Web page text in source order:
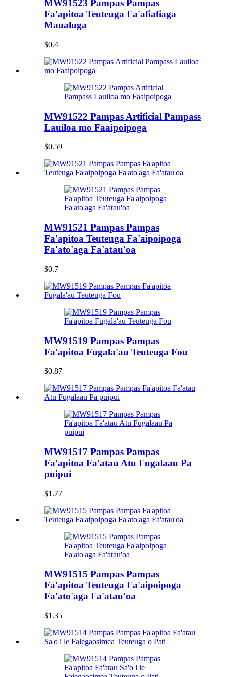
MW91523 Pampas Pampas
Fa'apitoa Teuteuga Fa'afiafiaga
Maualuga
$0.4
MW91522 Pampas Artificial Pampass
Lauiloa mo Faaipoipoga
$0.59
MW91521 Pampas Pampas
Fa'apitoa Teuteuga Fa'aipoipoga
Fa'ato'aga Fa'atau'oa
$0.7
MW91519 Pampas Pampas
Fa'apitoa Fugala'au Teuteuga Fou
$0.87
MW91517 Pampas Pampas
Fa'apitoa Fa'atau Atu Fugalaau Pa
puipui
$1.77
MW91515 Pampas Pampas
Fa'apitoa Teuteuga Fa'aipoipoga
Fa'ato'aga Fa'atau'oa
$1.35